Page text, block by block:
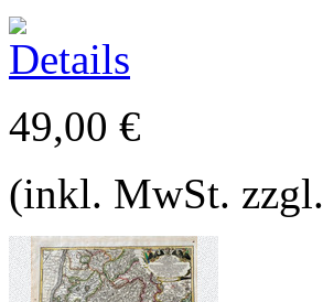
49,00 €
(inkl. MwSt. zzgl.